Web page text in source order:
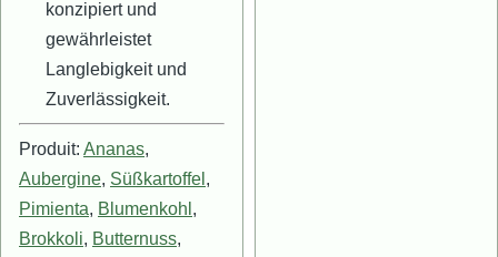
konzipiert und
gewährleistet
Langlebigkeit und
Zuverlässigkeit.
Produit: Ananas,
Aubergine, Süßkartoffel ,
Pimienta, Blumenkohl ,
Brokkoli, Butternuss,